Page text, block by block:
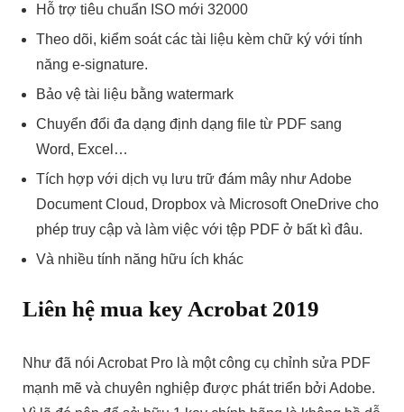
Hỗ trợ tiêu chuẩn ISO mới 32000
Theo dõi, kiểm soát các tài liệu kèm chữ ký với tính
năng e-signature.
Bảo vệ tài liệu bằng watermark
Chuyển đổi đa dạng định dạng file từ PDF sang
Word, Excel…
Tích hợp với dịch vụ lưu trữ đám mây như Adobe
Document Cloud, Dropbox và Microsoft OneDrive cho
phép truy cập và làm việc với tệp PDF ở bất kì đâu.
Và nhiều tính năng hữu ích khác
Liên hệ mua key Acrobat 2019
Như đã nói Acrobat Pro là một công cụ chỉnh sửa PDF
mạnh mẽ và chuyên nghiệp được phát triển bởi Adobe.